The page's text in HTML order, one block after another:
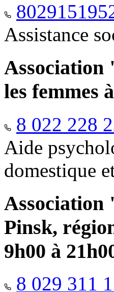
Assistance
Association
les femmes
8 022 228
Aide
domestique
Association
Pinsk,
9h00 à
8 029 311